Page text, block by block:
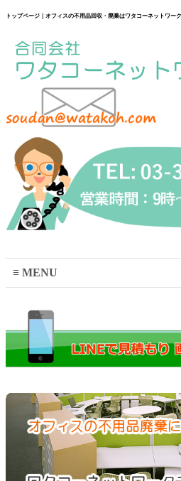
トップページ｜オフィスの不用品回収・廃棄はワタコーネットワー
MENU